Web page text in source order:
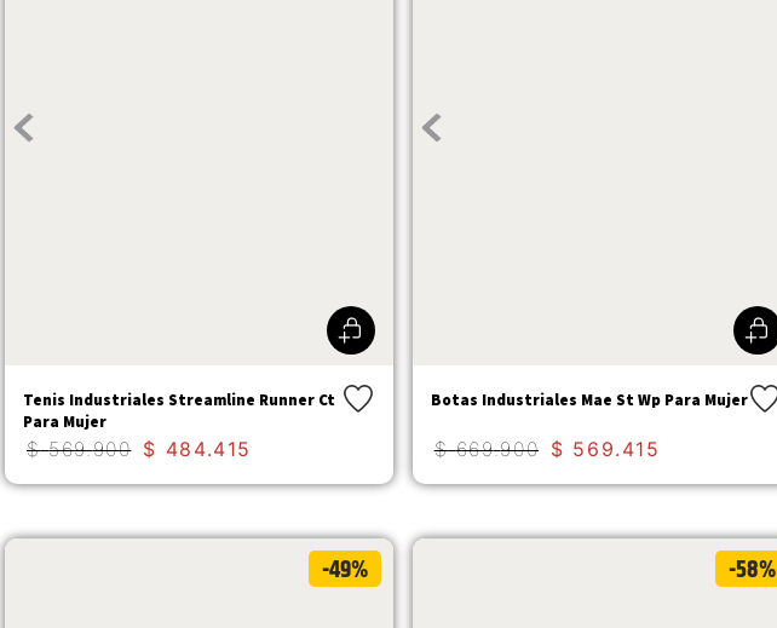
Tenis Industriales Streamline Runner Ct
Para Mujer
$ 569.900 $ 484.415
Botas Industriales Mae St Wp Para Mujer
$ 669.900 $ 569. 415
-49% -58%